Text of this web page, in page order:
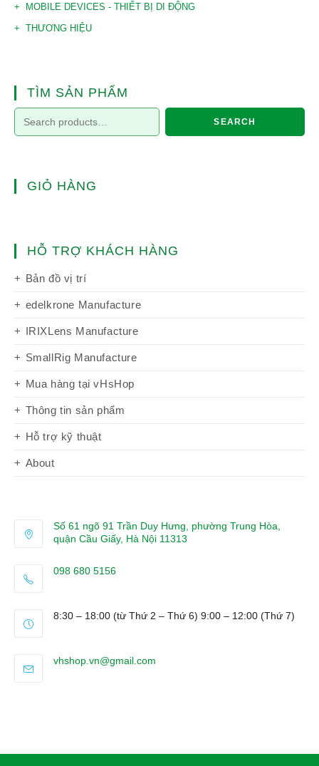
MOBILE DEVICES - THIẾT BỊ DI ĐỘNG
THƯƠNG HIỆU
TÌM SẢN PHẨM
SEARCH
GIỎ HÀNG
HỖ TRỢ KHÁCH HÀNG
Bản đồ vị trí
edelkrone Manufacture
IRIXLens Manufacture
SmallRig Manufacture
Mua hàng tại vHsHop
Thông tin sản phẩm
Hỗ trợ kỹ thuật
About
Số 61 ngõ 91 Trần Duy Hưng, phường Trung Hòa,
quận Cầu Giấy, Hà Nội 11313
098 680 5156
your
8:30 – 18:00 (từ Thứ 2 – Thứ 6) 9:00 – 12:00 (Thứ 7)
vhshop.vn@gmail.com